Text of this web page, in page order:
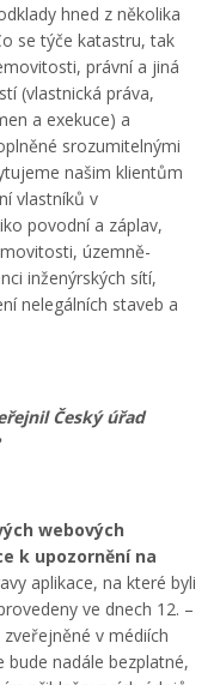
hned z několika
se týče katastru, tak
právní a jiná
(vlastnická práva,
a exekuce) a
srozumitelnými
našim klientům
vlastníků v
povodní a záplav,
územně-
inženýrských sítí,
nelegálních staveb a
Český úřad
webových
k upozornění na
aplikace, na které byli
ve dnech 12. –
v médiích
bude nadále bezplatné,